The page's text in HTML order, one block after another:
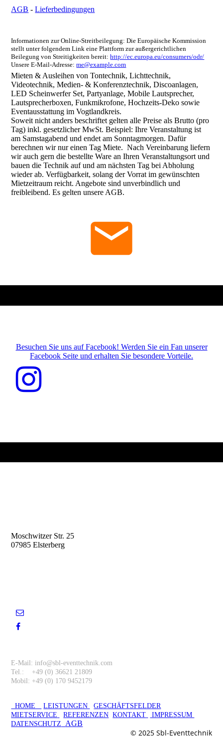
AGB -Lieferbedingungen
Informationen zur Online-Streitbeilegung: Die Europäische Kommission
stellt unter folgendem Link eine Plattform zur außergerichtlichen
Beilegung von Streitigkeiten bereit:http://ec.europa.eu/consumers/odr/
Unsere E-Mail-Adresse:me@example.com
Mieten & Ausleihen von Tontechnik, Lichttechnik,
Videotechnik, Medien- & Konferenztechnik, Discoanlagen,
LED Scheinwerfer Set, Partyanlage, Mobile Lautsprecher,
Lautsprecherboxen, Funkmikrofone, Hochzeits-Deko sowie
Eventausstattung im Vogtlandkreis.
Soweit nicht anders beschriftet gelten alle Preise als Brutto (pro
Tag) inkl. gesetzlicher MwSt. Beispiel: Ihre Veranstaltung ist
am Samstagabend und endet am Sonntagmorgen. Dafür
berechnen wir nur einen Tag Miete. Nach Vereinbarung liefern
wir auch gern die bestellte Ware an Ihren Veranstaltungsort und
bauen die Technik auf und am nächsten Tag bei Abholung
wieder ab. Verfügbarkeit, solang der Vorrat im gewünschten
Mietzeitraum reicht. Angebote sind unverbindlich und
freibleibend. Es gelten unsere AGB.
Besuchen Sie uns auf Facebook! Werden Sie ein Fan unserer
Facebook Seite und erhalten Sie besondere Vorteile.
Moschwitzer Str. 25
07985 Elsterberg
E-Mail: info@sbl-eventtechnik.com
Tel.: +49 (0) 36621 21809
Mobil: +49 (0) 170 9452179
HOME LEISTUNGEN
GESCHÄFTSFELDER
MIETSERVICE
REFERENZEN KONTAKT
IMPRESSUM
DATENSCHUTZ
AGB
© 2025 Sbl-Eventtechnik